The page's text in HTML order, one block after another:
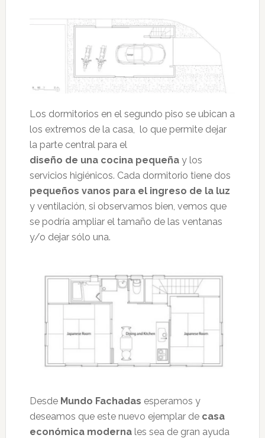
Los dormitorios en el segundo piso se ubican a
los extremos de la casa, lo que permite dejar
la parte central para el
diseño de una cocina pequeña y los
servicios higiénicos. Cada dormitorio tiene dos
pequeños vanos para el ingreso de la luz
y ventilación, si observamos bien, vemos que
se podría ampliar el tamaño de las ventanas
y/o dejar sólo una.
Desde Mundo Fachadas esperamos y
deseamos que este nuevo ejemplar de casa
económica moderna les sea de gran ayuda